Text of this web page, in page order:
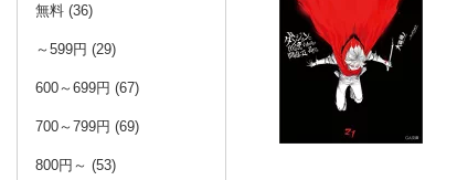
無料 (36)
～599円 (29)
600～699円 (67)
700～799円 (69)
800円～ (53)